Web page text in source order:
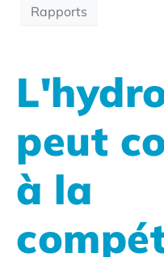
Rapports
peut
à la